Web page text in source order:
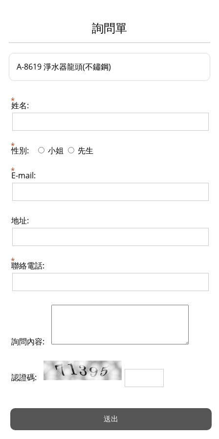
詢問單
A-8619 淨水器龍頭(不鏽鋼)
姓名:
性別: 小姐 先生
E-mail:
地址:
聯絡電話:
詢問內容:
認證碼: